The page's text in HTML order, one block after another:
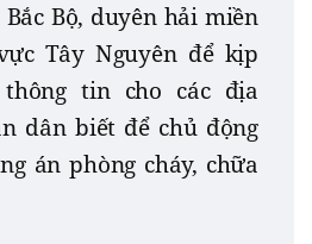
Bộ, duyên hải miền
Tây Nguyên để kịp
tin cho các địa
dân biết để chủ động
án phòng cháy, chữa